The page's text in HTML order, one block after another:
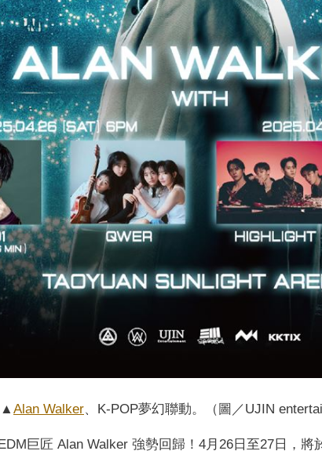
▲Alan Walker、K-POP夢幻聯動。（圖／UJIN
巨匠 Alan Walker 強勢回歸！4月26日至27日，將